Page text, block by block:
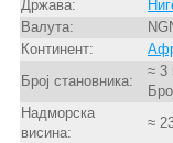
Држава:
Валута:
Континент:
Број становника:
≈ 3
Надморска
висина:
≈